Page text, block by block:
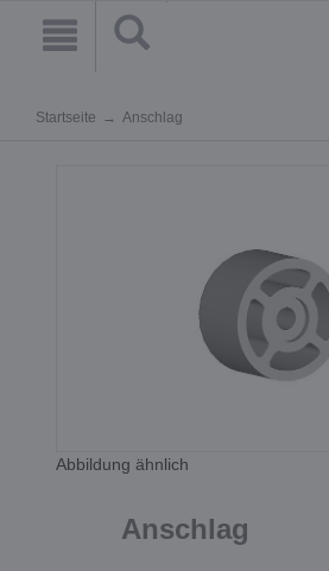
Startseite Anschlag
Abbildung ähnlich
Anschlag